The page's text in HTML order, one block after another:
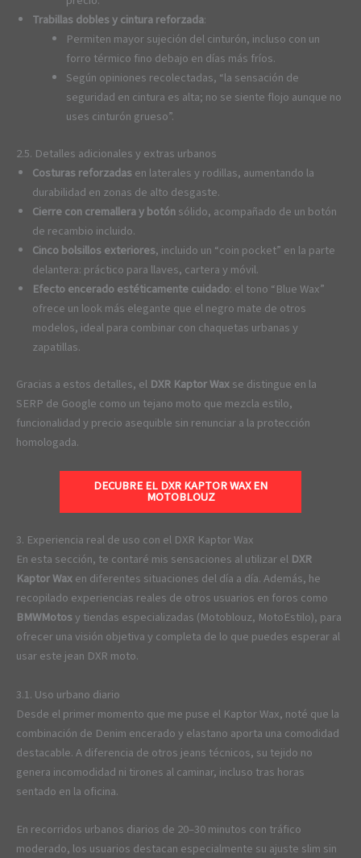
Trabillas dobles y cintura reforzada:
Permiten mayor sujeción del cinturón, incluso con un
forro térmico fino debajo en días más fríos.
Según opiniones recolectadas, “la sensación de
seguridad en cintura es alta; no se siente flojo aunque no
uses cinturón grueso”.
2.5. Detalles adicionales y extras urbanos
Costuras reforzadasen laterales y rodillas, aumentando la
durabilidad en zonas de alto desgaste.
Cierre con cremallera y botónsólido, acompañado de un botón
de recambio incluido.
Cinco bolsillos exteriores, incluido un “coin pocket” en la parte
delantera: práctico para llaves, cartera y móvil.
Efecto encerado estéticamente cuidado: el tono “Blue Wax”
ofrece un look más elegante que el negro mate de otros
modelos, ideal para combinar con chaquetas urbanas y
zapatillas.
Gracias a estos detalles, el DXR Kaptor Waxse distingue en la
SERP de Google como un tejano moto que mezcla estilo,
funcionalidad y precio asequible sin renunciar a la protección
homologada.
DECUBRE EL DXR KAPTOR WAX EN
MOTOBLOUZ
3. Experiencia real de uso con el DXR Kaptor Wax
En esta sección, te contaré mis sensaciones al utilizar el DXR
Kaptor Waxen diferentes situaciones del día a día. Además, he
recopilado experiencias reales de otros usuarios en foros como
BMWMotosy tiendas especializadas (Motoblouz, MotoEstilo), para
ofrecer una visión objetiva y completa de lo que puedes esperar al
usar este jean DXR moto.
3.1. Uso urbano diario
Desde el primer momento que me puse el Kaptor Wax, noté que la
combinación de Denim encerado y elastano aporta una comodidad
destacable. A diferencia de otros jeans técnicos, su tejido no
genera incomodidad ni tirones al caminar, incluso tras horas
sentado en la oficina.
En recorridos urbanos diarios de 20–30 minutos con tráfico
moderado, los usuarios destacan especialmente su ajuste slim sin